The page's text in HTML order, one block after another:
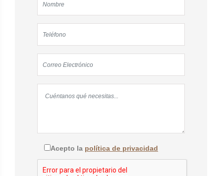
Acepto la política de privacidad